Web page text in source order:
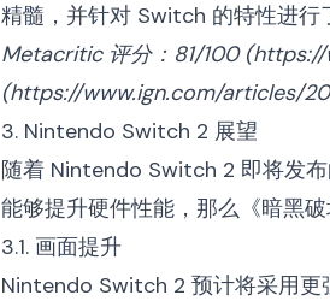
精髓，并针对 Switch 的特性进行
Metacritic 评分：81/100 (
(https://www.ign.com/articles/
3. Nintendo Switch 2 展望
随着 Nintendo Switch 2 即将发
能够提升硬件性能，那么《暗黑
3.1. 画面提升
Nintendo Switch 2 预计将采用更